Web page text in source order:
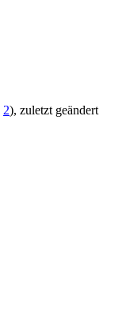
2), zuletzt geändert